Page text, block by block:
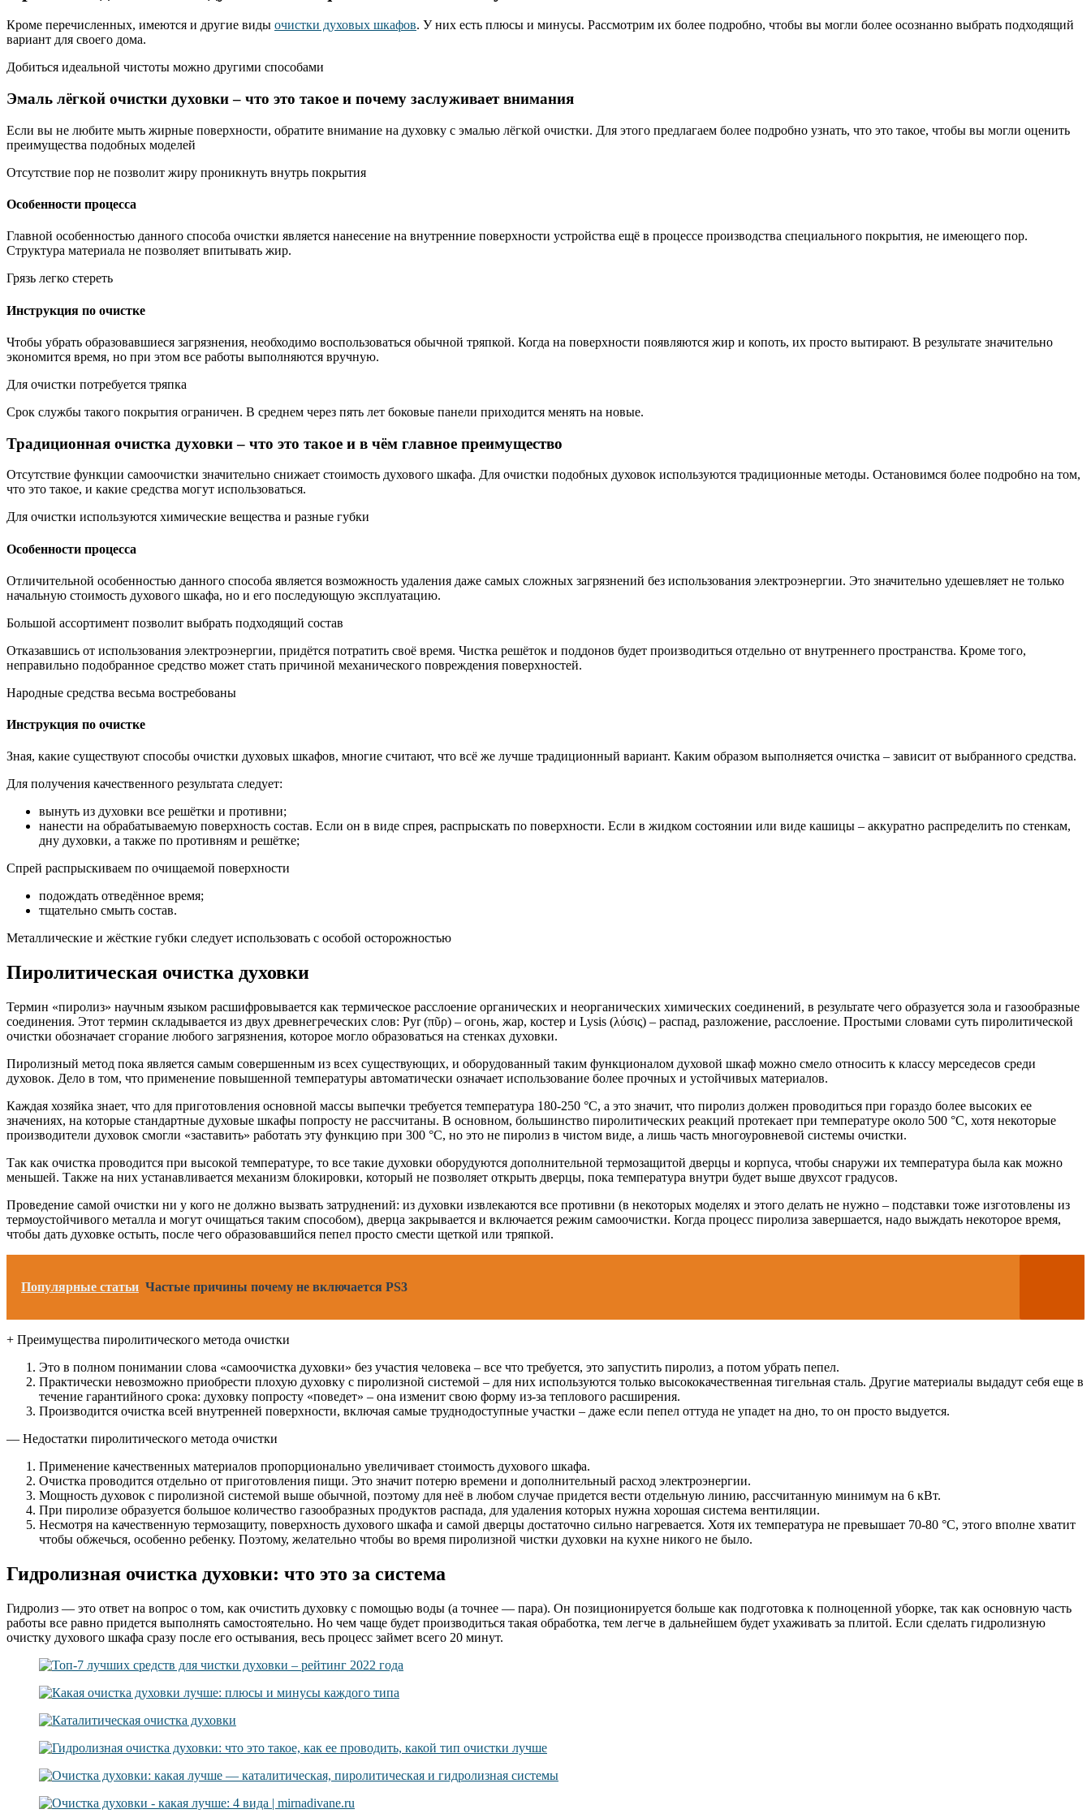
Кроме перечисленных, имеются и другие виды очистки духовых шкафов. У них есть плюсы и минусы. Рассмотрим их более подробно, чтобы вы могли более осознанно выбрать подходящий
вариант для своего дома.
Добиться идеальной чистоты можно другими способами
Эмаль лёгкой очистки духовки – что это такое и почему заслуживает внимания
Если вы не любите мыть жирные поверхности, обратите внимание на духовку с эмалью лёгкой очистки. Для этого предлагаем более подробно узнать, что это такое, чтобы вы могли оценить
преимущества подобных моделей
Отсутствие пор не позволит жиру проникнуть внутрь покрытия
Особенности процесса
Главной особенностью данного способа очистки является нанесение на внутренние поверхности устройства ещё в процессе производства специального покрытия, не имеющего пор.
Структура материала не позволяет впитывать жир.
Грязь легко стереть
Инструкция по очистке
Чтобы убрать образовавшиеся загрязнения, необходимо воспользоваться обычной тряпкой. Когда на поверхности появляются жир и копоть, их просто вытирают. В результате значительно
экономится время, но при этом все работы выполняются вручную.
Для очистки потребуется тряпка
Срок службы такого покрытия ограничен. В среднем через пять лет боковые панели приходится менять на новые.
Традиционная очистка духовки – что это такое и в чём главное преимущество
Отсутствие функции самоочистки значительно снижает стоимость духового шкафа. Для очистки подобных духовок используются традиционные методы. Остановимся более подробно на том,
что это такое, и какие средства могут использоваться.
Для очистки используются химические вещества и разные губки
Особенности процесса
Отличительной особенностью данного способа является возможность удаления даже самых сложных загрязнений без использования электроэнергии. Это значительно удешевляет не только
начальную стоимость духового шкафа, но и его последующую эксплуатацию.
Большой ассортимент позволит выбрать подходящий состав
Отказавшись от использования электроэнергии, придётся потратить своё время. Чистка решёток и поддонов будет производиться отдельно от внутреннего пространства. Кроме того,
неправильно подобранное средство может стать причиной механического повреждения поверхностей.
Народные средства весьма востребованы
Инструкция по очистке
Зная, какие существуют способы очистки духовых шкафов, многие считают, что всё же лучше традиционный вариант. Каким образом выполняется очистка – зависит от выбранного средства.
Для получения качественного результата следует:
вынуть из духовки все решётки и противни;
нанести на обрабатываемую поверхность состав. Если он в виде спрея, распрыскать по поверхности. Если в жидком состоянии или виде кашицы – аккуратно распределить по стенкам,
дну духовки, а также по противням и решётке;
Спрей распрыскиваем по очищаемой поверхности
подождать отведённое время;
тщательно смыть состав.
Металлические и жёсткие губки следует использовать с особой осторожностью
Пиролитическая очистка духовки
Термин «пиролиз» научным языком расшифровывается как термическое расслоение органических и неорганических химических соединений, в результате чего образуется зола и газообразные
соединения. Этот термин складывается из двух древнегреческих слов: Pyr (πῦρ) – огонь, жар, костер и Lysis (λύσις) – распад, разложение, расслоение. Простыми словами суть пиролитической
очистки обозначает сгорание любого загрязнения, которое могло образоваться на стенках духовки.
Пиролизный метод пока является самым совершенным из всех существующих, и оборудованный таким функционалом духовой шкаф можно смело относить к классу мерседесов среди
духовок. Дело в том, что применение повышенной температуры автоматически означает использование более прочных и устойчивых материалов.
Каждая хозяйка знает, что для приготовления основной массы выпечки требуется температура 180-250 °С, а это значит, что пиролиз должен проводиться при гораздо более высоких ее
значениях, на которые стандартные духовые шкафы попросту не рассчитаны. В основном, большинство пиролитических реакций протекает при температуре около 500 °С, хотя некоторые
производители духовок смогли «заставить» работать эту функцию при 300 °С, но это не пиролиз в чистом виде, а лишь часть многоуровневой системы очистки.
Так как очистка проводится при высокой температуре, то все такие духовки оборудуются дополнительной термозащитой дверцы и корпуса, чтобы снаружи их температура была как можно
меньшей. Также на них устанавливается механизм блокировки, который не позволяет открыть дверцы, пока температура внутри будет выше двухсот градусов.
Проведение самой очистки ни у кого не должно вызвать затруднений: из духовки извлекаются все противни (в некоторых моделях и этого делать не нужно – подставки тоже изготовлены из
термоустойчивого металла и могут очищаться таким способом), дверца закрывается и включается режим самоочистки. Когда процесс пиролиза завершается, надо выждать некоторое время,
чтобы дать духовке остыть, после чего образовавшийся пепел просто смести щеткой или тряпкой.
Популярные статьи Частые причины почему не включается PS3
+ Преимущества пиролитического метода очистки
Это в полном понимании слова «самоочистка духовки» без участия человека – все что требуется, это запустить пиролиз, а потом убрать пепел.
Практически невозможно приобрести плохую духовку с пиролизной системой – для них используются только высококачественная тигельная сталь. Другие материалы выдадут себя еще в
течение гарантийного срока: духовку попросту «поведет» – она изменит свою форму из-за теплового расширения.
Производится очистка всей внутренней поверхности, включая самые труднодоступные участки – даже если пепел оттуда не упадет на дно, то он просто выдуется.
— Недостатки пиролитического метода очистки
Применение качественных материалов пропорционально увеличивает стоимость духового шкафа.
Очистка проводится отдельно от приготовления пищи. Это значит потерю времени и дополнительный расход электроэнергии.
Мощность духовок с пиролизной системой выше обычной, поэтому для неё в любом случае придется вести отдельную линию, рассчитанную минимум на 6 кВт.
При пиролизе образуется большое количество газообразных продуктов распада, для удаления которых нужна хорошая система вентиляции.
Несмотря на качественную термозащиту, поверхность духового шкафа и самой дверцы достаточно сильно нагревается. Хотя их температура не превышает 70-80 °С, этого вполне хватит
чтобы обжечься, особенно ребенку. Поэтому, желательно чтобы во время пиролизной чистки духовки на кухне никого не было.
Гидролизная очистка духовки: что это за система
Гидролиз — это ответ на вопрос о том, как очистить духовку с помощью воды (а точнее — пара). Он позиционируется больше как подготовка к полноценной уборке, так как основную часть
работы все равно придется выполнять самостоятельно. Но чем чаще будет производиться такая обработка, тем легче в дальнейшем будет ухаживать за плитой. Если сделать гидролизную
очистку духового шкафа сразу после его остывания, весь процесс займет всего 20 минут.